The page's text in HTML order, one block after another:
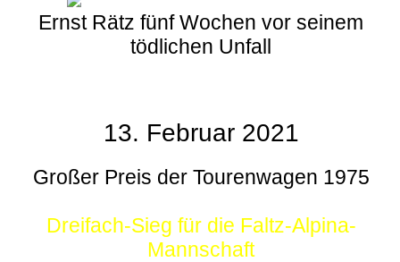
Ernst Rätz fünf Wochen vor seinem
tödlichen Unfall
13. Februar 2021
Großer Preis der Tourenwagen 1975
Dreifach-Sieg für die Faltz-Alpina-
Mannschaft